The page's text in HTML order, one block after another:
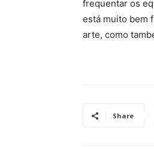
frequentar os
está muito bem
arte, como
Share